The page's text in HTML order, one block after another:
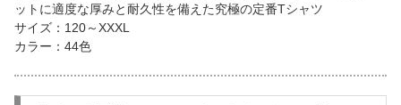
ットに適度な厚みと耐久性を備えた究極の定番Tシャツ
サイズ：120～XXXL
カラー：44色